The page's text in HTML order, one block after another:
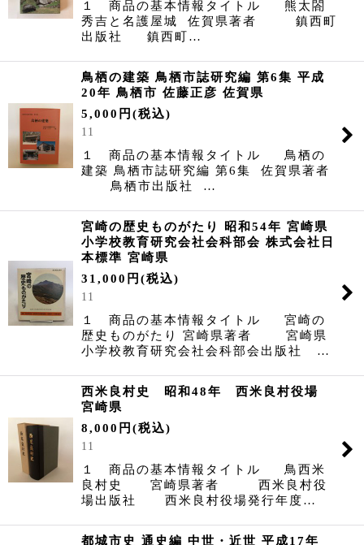
１ 商品の基本情報タイトル 熊太閤
秀吉と名護屋城 佐賀県著者 鎮西町
出版社 鎮西町…
鳥栖の建築 鳥栖市誌研究編 第6集 平成
20年 鳥栖市 佐藤正彦 佐賀県
5,000 円 (税込)
11
１ 商品の基本情報タイトル 鳥栖の
建築 鳥栖市誌研究編 第6集 佐賀県著者
鳥栖市出版社 …
宮崎の歴史ものがたり 昭和54年 宮崎県
小学校教育研究会社会科部会 株式会社日
本標準 宮崎県
31,000 円 (税込)
11
１ 商品の基本情報タイトル 宮崎の
歴史ものがたり 宮崎県著者 宮崎県
小学校教育研究会社会科部会出版社 …
西米良村史 昭和48年 西米良村役場
宮崎県
8,000 円 (税込)
11
１ 商品の基本情報タイトル 鳥西米
良村史 宮崎県著者 西米良村役
場出版社 西米良村役場発行年度…
都城市史 通史編 中世・近世 平成17年